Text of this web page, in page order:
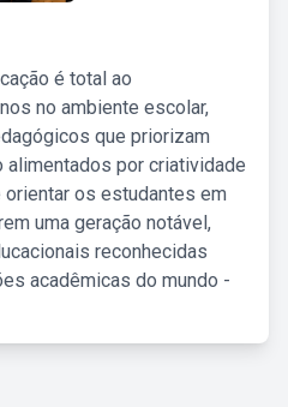
é total ao
no ambiente escolar,
que priorizam
alimentados por criatividade
os estudantes em
uma geração notável,
reconhecidas
acadêmicas do mundo -